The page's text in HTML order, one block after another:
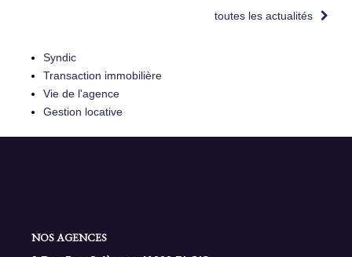
toutes les actualités
Syndic
Transaction immobilière
Vie de l'agence
Gestion locative
NOS AGENCES